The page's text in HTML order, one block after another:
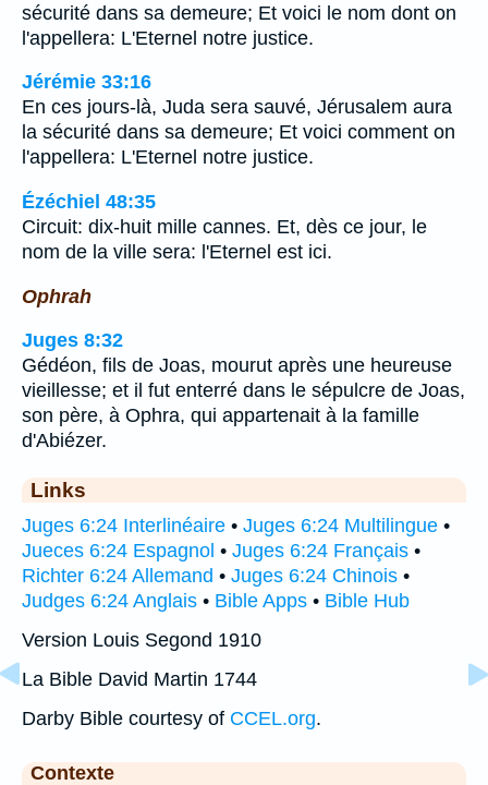
sécurité dans sa demeure; Et voici le nom dont on
l'appellera: L'Eternel notre justice.
Jérémie 33:16
En ces jours-là, Juda sera sauvé, Jérusalem aura
la sécurité dans sa demeure; Et voici comment on
l'appellera: L'Eternel notre justice.
Ézéchiel 48:35
Circuit: dix-huit mille cannes. Et, dès ce jour, le
nom de la ville sera: l'Eternel est ici.
Ophrah
Juges 8:32
Gédéon, fils de Joas, mourut après une heureuse
vieillesse; et il fut enterré dans le sépulcre de Joas,
son père, à Ophra, qui appartenait à la famille
d'Abiézer.
Links
Juges 6:24 Interlinéaire • Juges 6:24 Multilingue •
Jueces 6:24 Espagnol • Juges 6:24 Français •
Richter 6:24 Allemand • Juges 6:24 Chinois •
Judges 6:24 Anglais • Bible Apps • Bible Hub
Version Louis Segond 1910
La Bible David Martin 1744
Darby Bible courtesy of CCEL.org.
Contexte